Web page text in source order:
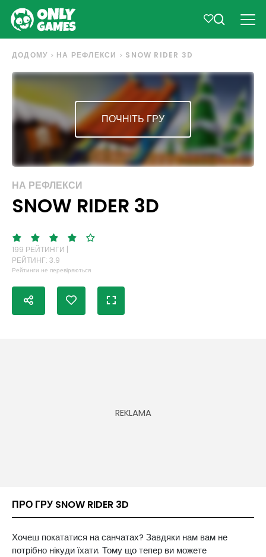
ДОДОМУ НА РЕФЛЕКСИ SNOW RIDER 3D
ПОЧНІТЬ ГРУ
НА РЕФЛЕКСИ
SNOW RIDER 3D
199 РЕЙТИНГИ |
РЕЙТИНГ: 3.9
Рейтинги не перевіряються
ПРО ГРУ SNOW RIDER 3D
Хочеш покататися на санчатах? Завдяки нам вам не
потрібно нікуди їхати. Тому що тепер ви можете